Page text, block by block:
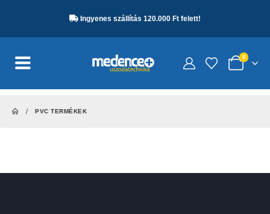
Ingyenes szállítás 120.000 Ft felett!
0
PVC TERMÉKEK